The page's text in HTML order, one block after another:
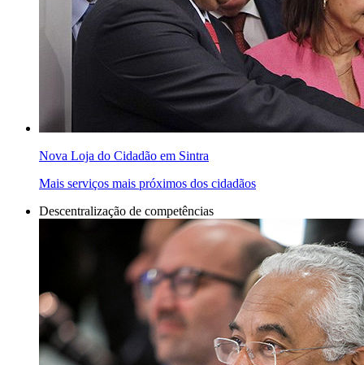
Nova Loja do Cidadão em Sintra
Mais serviços mais próximos dos cidadãos
Descentralização de competências